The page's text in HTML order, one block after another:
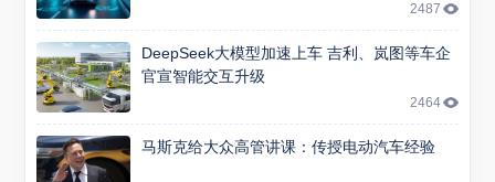
2487
DeepSeek大模型加速上车 吉利、岚图等车企
官宣智能交互升级
2464
马斯克给大众高管讲课：传授电动汽车经验